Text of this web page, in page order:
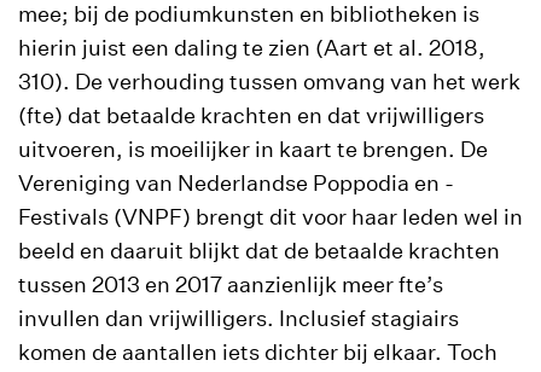
mee; bij de podiumkunsten en bibliotheken is
hierin juist een daling te zien (Aart et al. 2018,
310). De verhouding tussen omvang van het werk
(fte) dat betaalde krachten en dat vrijwilligers
uitvoeren, is moeilijker in kaart te brengen. De
Vereniging van Nederlandse Poppodia en -
Festivals (VNPF) brengt dit voor haar leden wel in
beeld en daaruit blijkt dat de betaalde krachten
tussen 2013 en 2017 aanzienlijk meer fte’s
invullen dan vrijwilligers. Inclusief stagiairs
komen de aantallen iets dichter bij elkaar. Toch